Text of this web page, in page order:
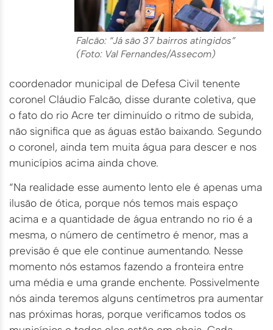
Falcão: “Já são 37 bairros atingidos”
(Foto: Val Fernandes/Assecom)
coordenador municipal de Defesa Civil tenente
coronel Cláudio Falcão, disse durante coletiva, que
o fato do rio Acre ter diminuído o ritmo de subida,
não significa que as águas estão baixando. Segundo
o coronel, ainda tem muita água para descer e nos
municípios acima ainda chove.
“Na realidade esse aumento lento ele é apenas uma
ilusão de ótica, porque nós temos mais espaço
acima e a quantidade de água entrando no rio é a
mesma, o número de centímetro é menor, mas a
previsão é que ele continue aumentando. Nesse
momento nós estamos fazendo a fronteira entre
uma média e uma grande enchente. Possivelmente
nós ainda teremos alguns centímetros pra aumentar
nas próximas horas, porque verificamos todos os